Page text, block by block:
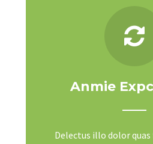
Anmie
Delectus illo dolor